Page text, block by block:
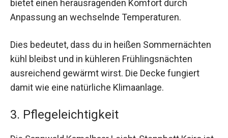
bietet einen herausragenden Komfort durch
Anpassung an wechselnde Temperaturen.
Dies bedeutet, dass du in heißen Sommernächten
kühl bleibst und in kühleren Frühlingsnächten
ausreichend gewärmt wirst. Die Decke fungiert
damit wie eine natürliche Klimaanlage.
3. Pflegeleichtigkeit